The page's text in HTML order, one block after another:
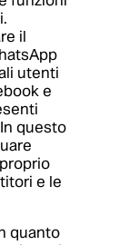
il
utenti
e
questo
e le
quanto